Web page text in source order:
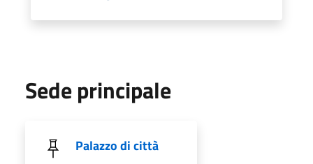
Sede principale
Palazzo di città